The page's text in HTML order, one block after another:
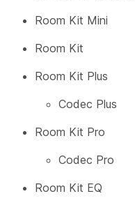
Room Kit Mini
Room Kit
Room Kit Plus
Codec Plus
Room Kit Pro
Codec Pro
Room Kit EQ